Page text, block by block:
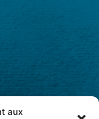
aux